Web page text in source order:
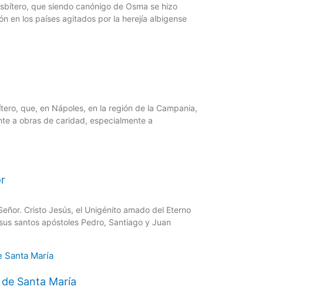
que siendo canónigo de Osma se hizo
en los países agitados por la herejía albigense
que, en Nápoles, en la región de la Campania,
a obras de caridad, especialmente a
Cristo Jesús, el Unigénito amado del Eterno
santos apóstoles Pedro, Santiago y Juan
Santa María